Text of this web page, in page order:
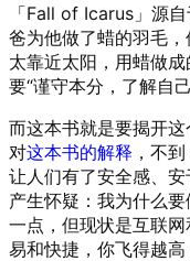
「Fall of Icarus」源
爸为他做了蜡的羽毛
太靠近太阳，用蜡做
要“谨守本分，了解自己
而这本书就是要揭开
对这本书的解释 ，不
让人们有了安全感、
产生怀疑：我为什么
一点，但现状是互联
易和快捷，你飞得越高